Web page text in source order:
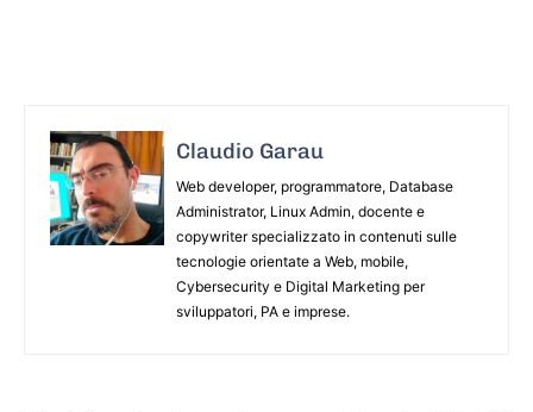
Claudio Garau
Web developer, programmatore, Database
Administrator, Linux Admin, docente e
copywriter specializzato in contenuti sulle
tecnologie orientate a Web, mobile,
Cybersecurity e Digital Marketing per
sviluppatori, PA e imprese.